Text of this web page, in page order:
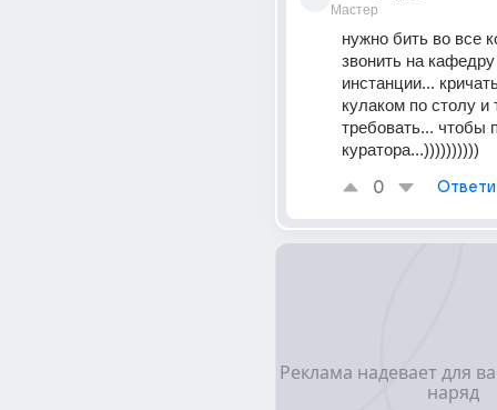
Мастер
нужно бить во все
звонить на
инстанции...
кулаком по столу и
требовать... чтобы
куратора...))))))))))
0